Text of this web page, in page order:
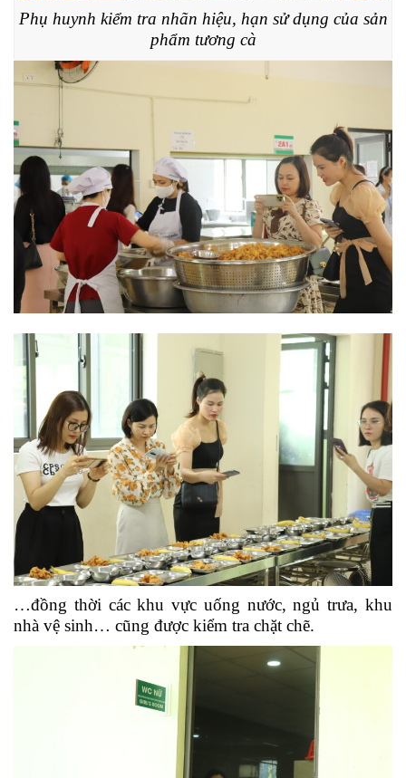
Phụ huynh kiểm tra nhãn hiệu, hạn sử dụng của sản
phẩm tương cà
…đồng thời các khu vực uống nước, ngủ trưa, khu
nhà vệ sinh… cũng được kiểm tra chặt chẽ.